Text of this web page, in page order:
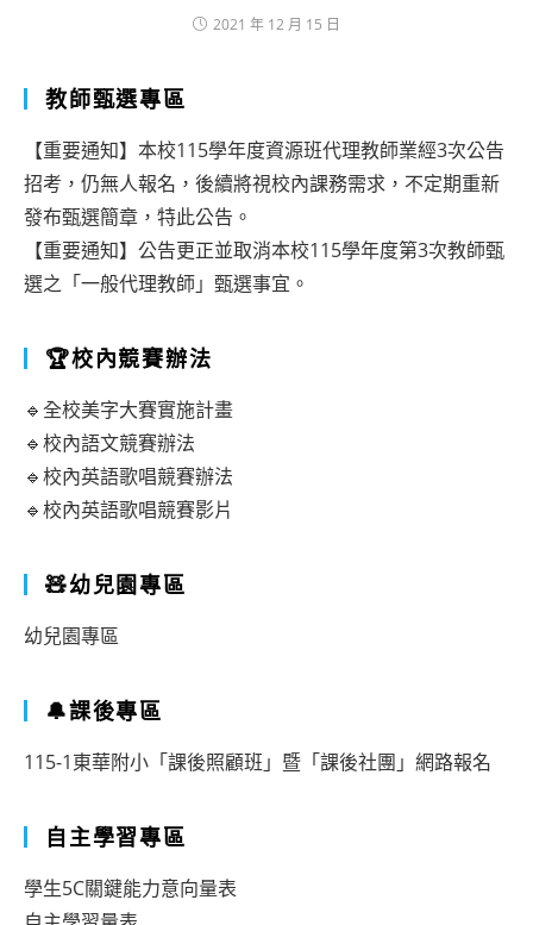
2021 年 12 月 15 日
教師甄選專區
【重要通知】本校115學年度資源班代理教師業經3次公告
招考，仍無人報名，後續將視校內課務需求，不定期重新
發布甄選簡章，特此公告。
【重要通知】公告更正並取消本校115學年度第3次教師甄
選之「一般代理教師」甄選事宜。
🏆校內競賽辦法
🔹全校美字大賽實施計畫
🔹校內語文競賽辦法
🔹校內英語歌唱競賽辦法
🔹校內英語歌唱競賽影片
🧸幼兒園專區
幼兒園專區
🔔課後專區
115-1東華附小「課後照顧班」暨「課後社團」網路報名
自主學習專區
學生5C關鍵能力意向量表